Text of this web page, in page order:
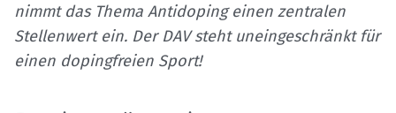
nimmt das Thema Antidoping einen zentralen
Stellenwert ein. Der DAV steht uneingeschränkt für
einen dopingfreien Sport!